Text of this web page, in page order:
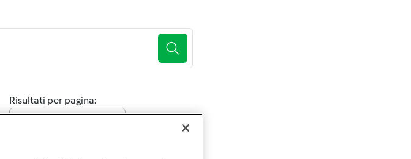
Risultati per pagina: